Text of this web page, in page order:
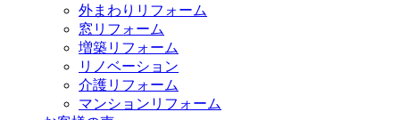
外まわりリフォーム
窓リフォーム
増築リフォーム
リノベーション
介護リフォーム
マンションリフォーム